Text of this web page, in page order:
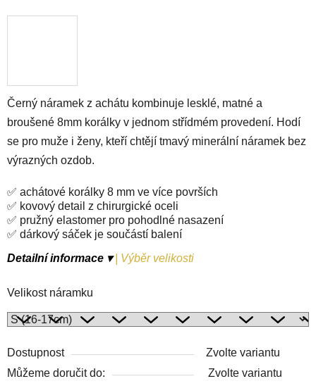
Černý náramek z achátu kombinuje lesklé, matné a
broušené 8mm korálky v jednom střídmém provedení. Hodí
se pro muže i ženy, kteří chtějí tmavý minerální náramek bez
výrazných ozdob.
✅ achátové korálky 8 mm ve více površích
✅ kovový detail z chirurgické oceli
✅ pružný elastomer pro pohodlné nasazení
✅ dárkový sáček je součástí balení
Detailní informace ▾
Výběr velikosti
Velikost náramku
Dostupnost
Zvolte variantu
Můžeme doručit do:
Zvolte variantu